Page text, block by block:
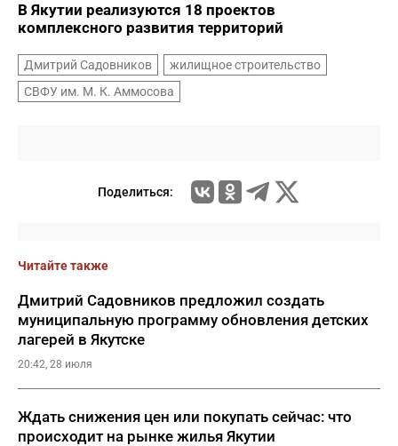
В Якутии реализуются 18 проектов
комплексного развития территорий
Дмитрий Садовников
жилищное строительство
СВФУ им. М. К. Аммосова
Поделиться:
Читайте также
Дмитрий Садовников предложил создать
муниципальную программу обновления детских
лагерей в Якутске
20:42, 28 июля
Ждать снижения цен или покупать сейчас: что
происходит на рынке жилья Якутии